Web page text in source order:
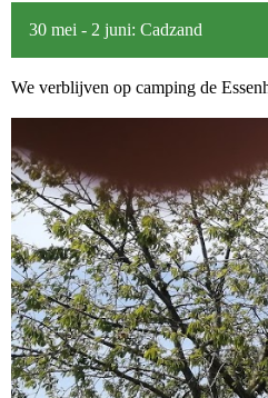
30 mei - 2 juni: Cadzand
We verblijven op camping de